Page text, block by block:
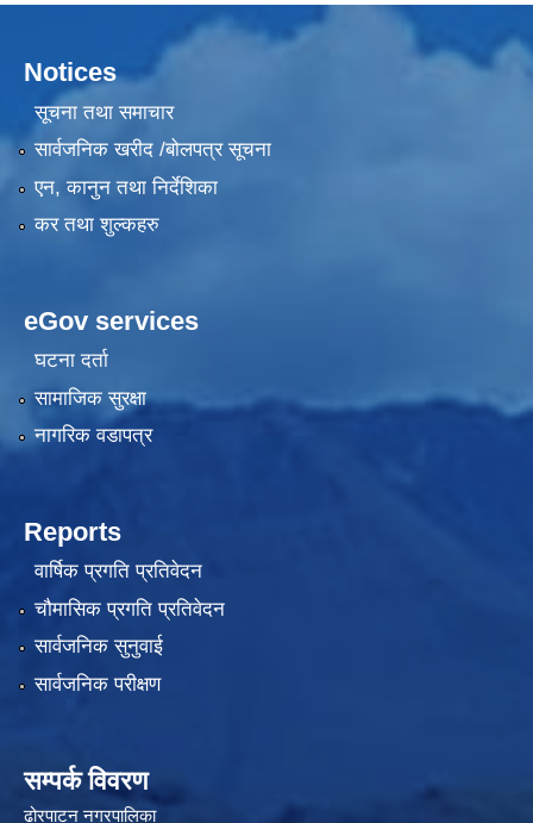
Notices
सूचना तथा समाचार
सार्वजनिक खरीद /बोलपत्र सूचना
एन, कानुन तथा निर्देशिका
कर तथा शुल्कहरु
eGov services
घटना दर्ता
सामाजिक सुरक्षा
नागरिक वडापत्र
Reports
वार्षिक प्रगति प्रतिवेदन
चौमासिक प्रगति प्रतिवेदन
सार्वजनिक सुनुवाई
सार्वजनिक परीक्षण
सम्पर्क विवरण
ढोरपाटन नगरपालिका